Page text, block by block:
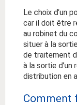
Le choix d’un
car il doit être
au robinet du
situer à la
de traitement
à la sortie d’un
distribution en
Comment